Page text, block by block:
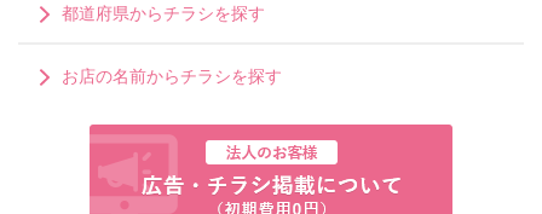
都道府県からチラシを探す
お店の名前からチラシを探す